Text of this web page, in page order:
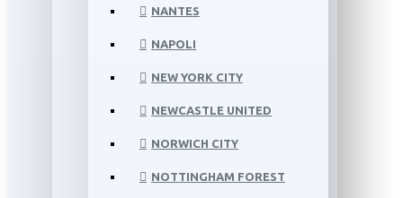
NANTES
NAPOLI
NEW YORK CITY
NEWCASTLE UNITED
NORWICH CITY
NOTTINGHAM FOREST